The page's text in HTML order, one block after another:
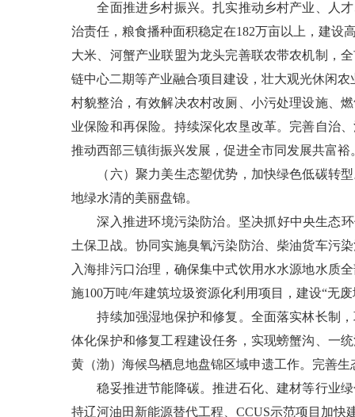
全面推进乡村振兴。扎实推动乡村产业、人才
治责任，粮食播种面积稳定在182万亩以上，建设
大米、河蟹产业联盟为龙头完善联农带农机制，
链中心二期等产业融合项目建设，壮大观光休闲
村貌整治，有效解决农村改厕、小污处理设施、
业保险和再保险。持续深化农垦改革。完善自治
推动西部三镇街振兴发展，促进全市同发展共富裕
（六）聚力美生态塑优势，加快绿色低碳转型
地绿水清的美丽盘锦。
深入推进环境污染防治。坚决抓好中央生态环
土保卫战。协同实施臭氧污染防治、柴油货车污
入海排污口治理，确保集中式饮用水水源地水质
施100万吨/年建筑垃圾资源化利用项目，建设“无废
持续加强湿地保护和修复。全面落实林长制，
体化保护和修复工程建设任务，实现螃蟹沟、一
黄（渤）海候鸟栖息地盘锦区域申遗工作。完善
稳妥推进节能降碳。推进石化、建材等行业绿
持辽河油田新能源替代工程、CCUS示范项目加